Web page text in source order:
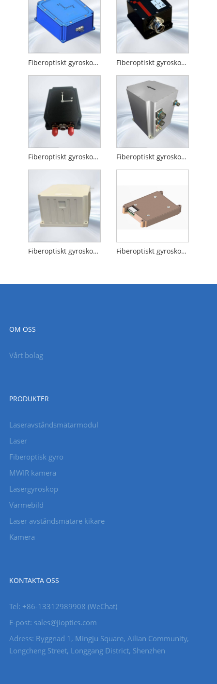
Fiberoptiskt gyroskop Dim Attitude Mätningssystem Fiberoptiskt gyroskop Fog High Precision Inclination Instrument
Fiberoptiskt gyroskop Dimmembran Gyroskop och accelerometer Fiberoptiskt gyroskop Fog Satellite Integrerat navigationssystem
Fiberoptiskt gyroskop Fog Accelerometer och Gnss Navigation System Fiberoptiskt gyroskop Dimmembran Tröghetsmätenhet
OM OSS
Vårt bolag
PRODUKTER
Laseravståndsmätarmodul
Laser
Fiberoptisk gyro
MWIR kamera
Lasergyroskop
Värmebild
Laser avståndsmätare kikare
Kamera
KONTAKTA OSS
Tel: +86-13312989908 (WeChat)
E-post: sales@jioptics.com
Adress: Byggnad 1, Mingju Square, Ailian Community,
Longcheng Street, Longgang District, Shenzhen